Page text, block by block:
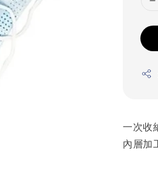
一次收
內層加